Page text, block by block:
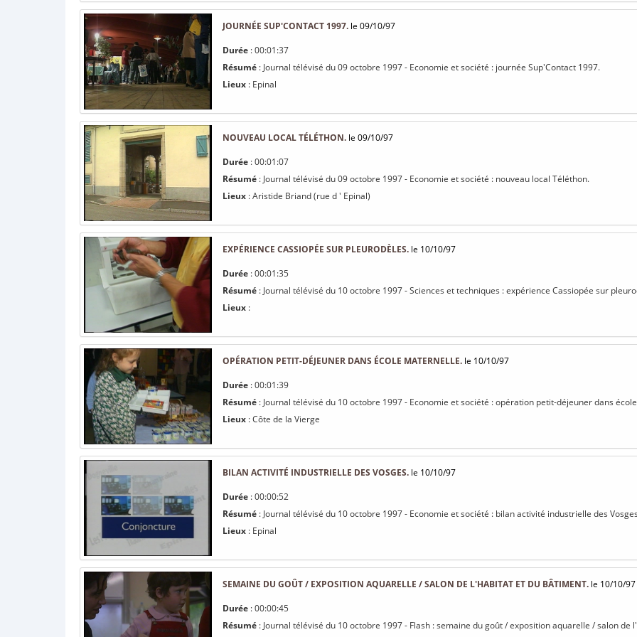
JOURNÉE SUP'CONTACT 1997. le 09/10/97
Durée : 00:01:37
Résumé : Journal télévisé du 09 octobre 1997 - Economie et société : journée Sup'Contact 1997.
Lieux : Epinal
NOUVEAU LOCAL TÉLÉTHON. le 09/10/97
Durée : 00:01:07
Résumé : Journal télévisé du 09 octobre 1997 - Economie et société : nouveau local Téléthon.
Lieux : Aristide Briand (rue d ' Epinal)
EXPÉRIENCE CASSIOPÉE SUR PLEURODÈLES. le 10/10/97
Durée : 00:01:35
Résumé : Journal télévisé du 10 octobre 1997 - Sciences et techniques : expérience Cassiopée sur
Lieux :
OPÉRATION PETIT-DÉJEUNER DANS ÉCOLE MATERNELLE. le 10/10/97
Durée : 00:01:39
Résumé : Journal télévisé du 10 octobre 1997 - Economie et société : opération petit-déjeuner dans
Lieux : Côte de la Vierge
BILAN ACTIVITÉ INDUSTRIELLE DES VOSGES. le 10/10/97
Durée : 00:00:52
Résumé : Journal télévisé du 10 octobre 1997 - Economie et société : bilan activité industrielle des
Lieux : Epinal
SEMAINE DU GOÛT / EXPOSITION AQUARELLE / SALON DE L'HABITAT ET DU BÂTIMENT. le 10/10/97
Durée : 00:00:45
Résumé : Journal télévisé du 10 octobre 1997 - Flash : semaine du goût / exposition aquarelle / salon